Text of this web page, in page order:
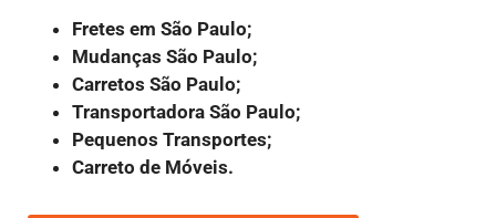
Fretes em São Paulo;
Mudanças São Paulo;
Carretos São Paulo;
Transportadora São Paulo;
Pequenos Transportes;
Carreto de Móveis.